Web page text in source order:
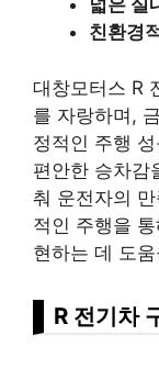
넓은 실
친환경
대창모터스 R
를 자랑하며,
정적인 주행
편안한 승차감
춰 운전자의
적인 주행을
현하는 데 도
R 전기차